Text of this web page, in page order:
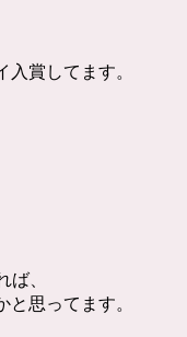
賞してます。
、
思ってます。